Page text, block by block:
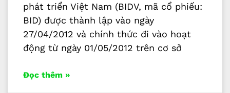
phát triển Việt Nam (BIDV, mã cổ phiếu:
BID) được thành lập vào ngày
27/04/2012 và chính thức đi vào hoạt
động từ ngày 01/05/2012 trên cơ sở
Đọc thêm »